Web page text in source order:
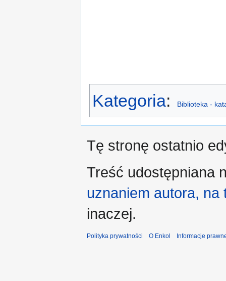
Kategoria: Biblioteka -
Tę stronę ostatnio
Treść udostępniana
uznaniem autora,
inaczej.
Polityka prywatności O Enkol Informacje